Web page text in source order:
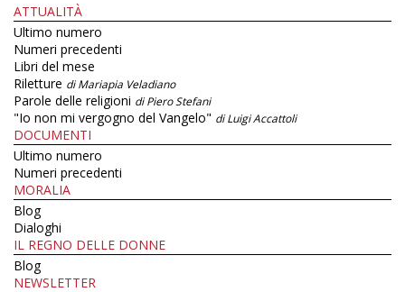
ATTUALITÀ
Ultimo numero
Numeri precedenti
Libri del mese
Riletture di Mariapia Veladiano
Parole delle religioni di Piero Stefani
"Io non mi vergogno del Vangelo" di Luigi Accattoli
DOCUMENTI
Ultimo numero
Numeri precedenti
MORALIA
Blog
Dialoghi
IL REGNO DELLE DONNE
Blog
NEWSLETTER